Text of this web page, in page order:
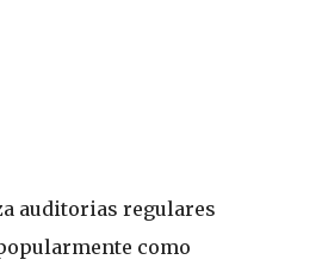
auditorias regulares
como